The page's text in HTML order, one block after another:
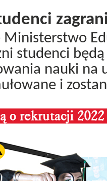
Ministerstwo
studenci
nauki na
i